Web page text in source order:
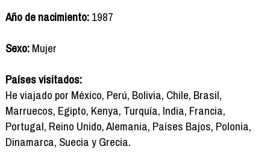
Año de nacimiento:1987
Sexo:Mujer
Países visitados:
He viajado por México, Perú, Bolivia, Chile, Brasil,
Marruecos, Egipto, Kenya, Turquía, India, Francia,
Portugal, Reino Unido, Alemania, Países Bajos, Polonia,
Dinamarca, Suecia y Grecia.